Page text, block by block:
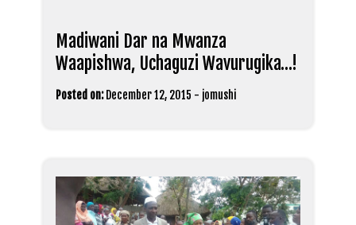
Madiwani Dar na Mwanza
Waapishwa, Uchaguzi Wavurugika…!
Posted on: December 12, 2015 - jomushi